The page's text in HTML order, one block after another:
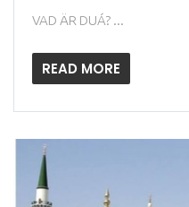
VAD ÄR DUÁ? ...
READ MORE